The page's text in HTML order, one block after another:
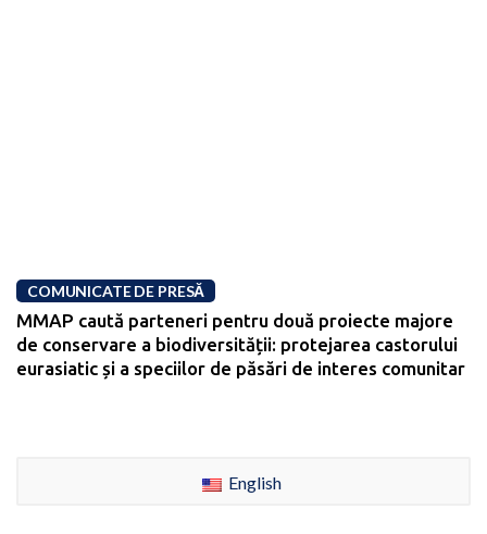
COMUNICATE DE PRESĂ
MMAP caută parteneri pentru două proiecte majore
de conservare a biodiversității: protejarea castorului
eurasiatic și a speciilor de păsări de interes comunitar
English